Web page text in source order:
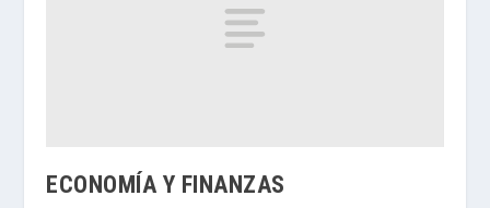
ECONOMÍA Y FINANZAS